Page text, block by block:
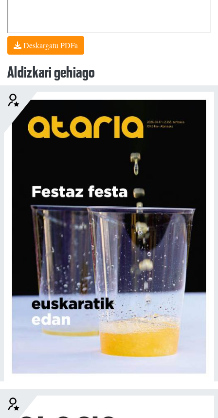
Deskargatu PDFa
Aldizkari gehiago